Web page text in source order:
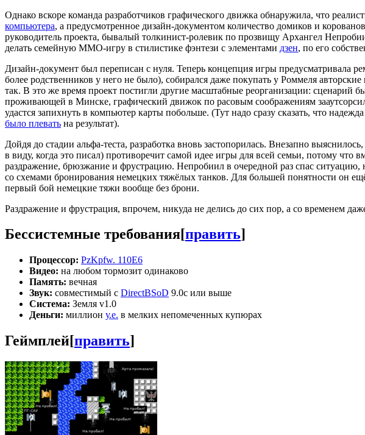
Однако вскоре команда разработчиков графического движка обнаружила, что
компьютера, а предусмотренное дизайн-документом количество домиков и
руководитель проекта, бывалый толкинист-ролевик по прозвищу Архангел
делать семейную ММО-игру в стилистике фэнтези с элементами дзен, по его
Дизайн-документ был переписан с нуля. Теперь концепция игры предусматривала
более родственников у него не было), собирался даже покупать у Роммеля
так. В это же время проект постигли другие масштабные реорганизации: сценарий
проживающей в Минске, графический движок по расовым соображениям
удастся запихнуть в компьютер карты побольше. (Тут надо сразу сказать, что
было плевать на результат).
Дойдя до стадии альфа-теста, разработка вновь застопорилась. Внезапно
в виду, когда это писал) противоречит самой идее игры для всей семьи, потому что
раздражение, брюзжание и фрустрацию. Непробиил в очередной раз спас
со схемами бронирования немецких тяжёлых танков. Для большей понятности он
первый бой немецкие тяжи вообще без брони.
Раздражение и фрустрация, впрочем, никуда не делись до сих пор, а со временем
Бессистемные требования[править]
Процессор: PzKpfw. 110E6
Видео: на любом тормозит одинаково
Память: вечная
Звук: совместимый с DirectBSoD 9.0c или выше
Система: Земля v1.0
Деньги: миллион у.е. в мелких непомеченных купюрах
Геймплей[править]